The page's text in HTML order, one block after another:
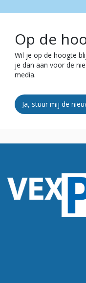
Op de
Wil je op de hoogte
je dan aan voor de
media.
Ja, stuur mij de